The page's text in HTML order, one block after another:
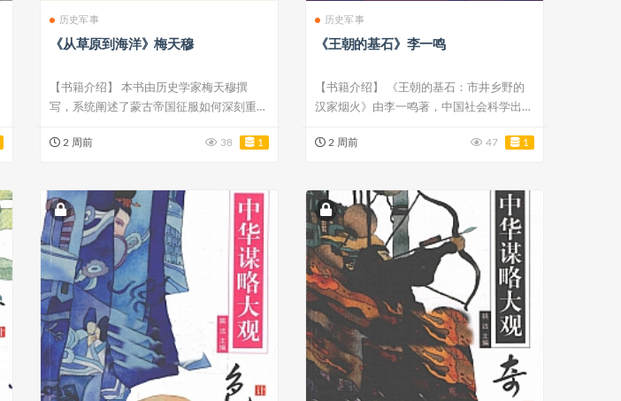
历史军事
《从草原到海洋》梅天穆
【书籍介绍】 本书由历史学家梅天穆撰
写，系统阐述了蒙古帝国征服如何深刻重塑
2 周前 38 1
历史军事
《王朝的基石》李一鸣
【书籍介绍】 《王朝的基石：市井乡野的
汉家烟火》由李一鸣著，中国社会科学出版
2 周前 47 1